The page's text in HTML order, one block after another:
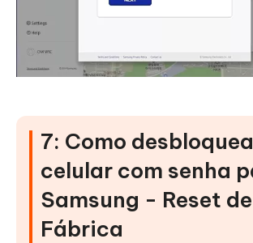
7: Como
celular com senha
Samsung - Reset de
Fábrica